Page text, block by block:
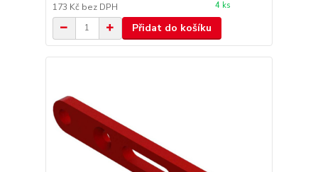
173 Kč bez DPH
4 ks
Přidat do košíku